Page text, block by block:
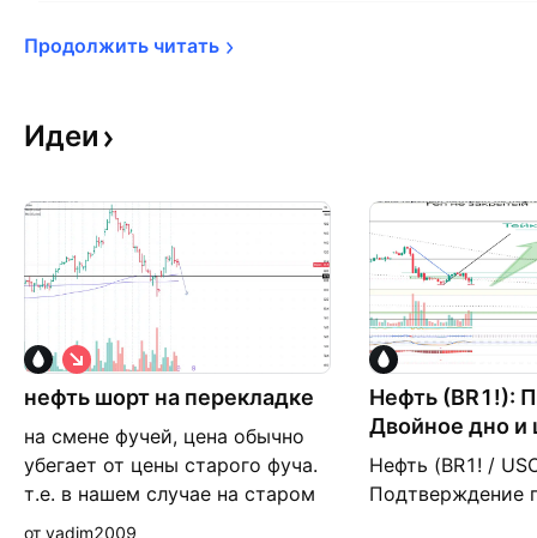
Продолжить читать
Идеи
нефть шорт на перекладке
на смене фучей, цена обычно
убегает от цены старого фуча.
т.е. в нашем случае на старом
контракте цена 90р, а на новом
К
о
р
т
а
я
от vadim2009
Нефть (BR1!):
Двойное дно и
Нефть (BR1! /
Подтверждение